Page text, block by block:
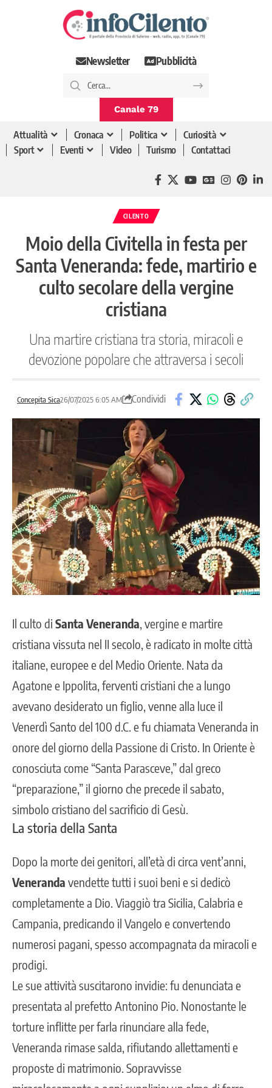
Newsletter Pubblicità
Canale 79
Attualità Cronaca Politica
Curiosità
Sport
Eventi Video Turismo Contattaci
CILENTO
Moio della Civitella in festa per
Santa Veneranda: fede, martirio e
culto secolare della vergine
cristiana
Una martire cristiana tra storia, miracoli e
devozione popolare che attraversa i secoli
Concepita Sica26/07/2025 6:05 AM Condividi
Il culto di Santa Veneranda, vergine e martire
cristiana vissuta nel II secolo, è radicato in molte città
italiane, europee e del Medio Oriente. Nata da
Agatone e Ippolita, ferventi cristiani che a lungo
avevano desiderato un figlio, venne alla luce il
Venerdì Santo del 100 d.C. e fu chiamata Veneranda in
onore del giorno della Passione di Cristo. In Oriente è
conosciuta come “Santa Parasceve,” dal greco
“preparazione,” il giorno che precede il sabato,
simbolo cristiano del sacrificio di Gesù.
La storia della Santa
Dopo la morte dei genitori, all’età di circa vent’anni,
Veneranda vendette tutti i suoi beni e si dedicò
completamente a Dio. Viaggiò tra Sicilia, Calabria e
Campania, predicando il Vangelo e convertendo
numerosi pagani, spesso accompagnata da miracoli e
prodigi.
Le sue attività suscitarono invidie: fu denunciata e
presentata al prefetto Antonino Pio. Nonostante le
torture inflitte per farla rinunciare alla fede,
Veneranda rimase salda, rifiutando allettamenti e
proposte di matrimonio. Sopravvisse